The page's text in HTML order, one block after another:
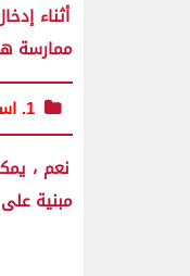
أثناء
ممارسة
1. استخدم صيغة مبنية على خلية أخرى
نعم ،
مبنية